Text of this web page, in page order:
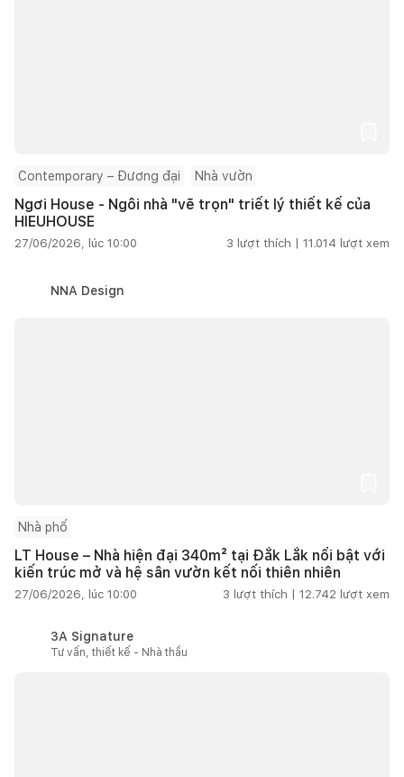
Contemporary – Đương đại Nhà vườn
Ngơi House - Ngôi nhà "vẽ trọn" triết lý thiết kế của
HIEUHOUSE
27/06/2026, lúc 10:00 3 lượt thích | 11.014 lượt xem
NNA Design
Nhà phố
LT House – Nhà hiện đại 340m² tại Đắk Lắk nổi bật với
kiến trúc mở và hệ sân vườn kết nối thiên nhiên
27/06/2026, lúc 10:00 3 lượt thích | 12.742 lượt xem
3A Signature
Tư vấn, thiết kế - Nhà thầu